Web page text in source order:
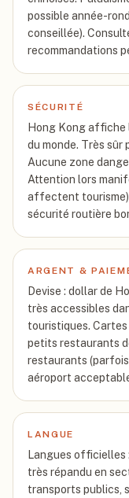
possible année-
conseillée).
recommandations
SÉCURITÉ
Hong Kong affiche
du monde. Très sûr
Aucune zone
Attention lors
affectent
sécurité routière
ARGENT &
Devise : dollar de
très accessibles
touristiques.
petits restaurants
restaurants
aéroport
LANGUE
Langues officielles
très répandu en
transports publics,